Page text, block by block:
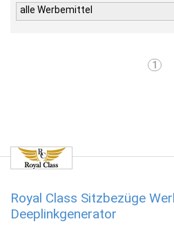
alle Werbemittel
1
Royal Class Sitzbezüge
Deeplinkgenerator